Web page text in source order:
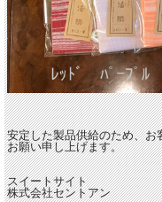
安定した製品供給のため、
お願い申し上げます。
スイートサイト
株式会社セントアン